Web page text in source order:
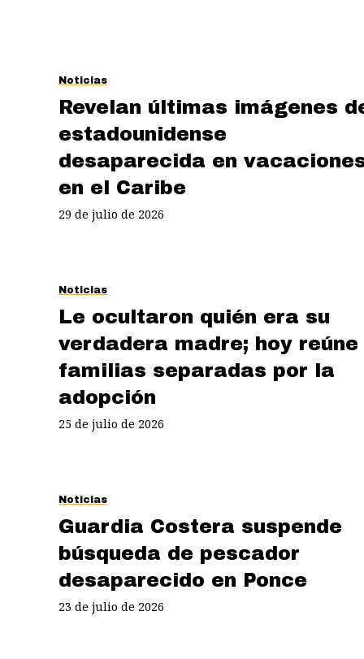
Noticias
Revelan últimas imágenes
estadounidense
desaparecida en
en el Caribe
29 de julio de 2026
Noticias
Le ocultaron quién era su
verdadera madre; hoy reúne
familias separadas por la
adopción
25 de julio de 2026
Noticias
Guardia Costera suspende
búsqueda de pescador
desaparecido en Ponce
23 de julio de 2026